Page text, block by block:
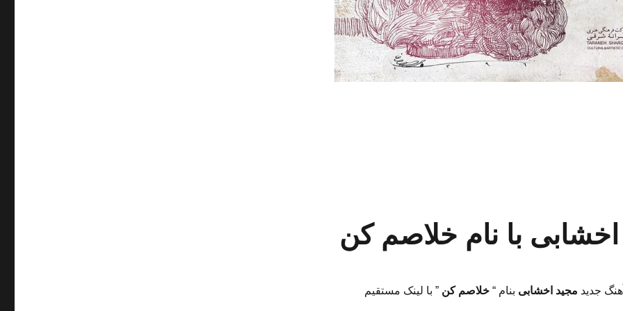
آهنگ جدید روزبه نعمت الهى با نام می ناب”
اخشابی با نام خلاصم کن
جدید مجید اخشابی بنام “ خلاصم کن” با لینک مستقیم